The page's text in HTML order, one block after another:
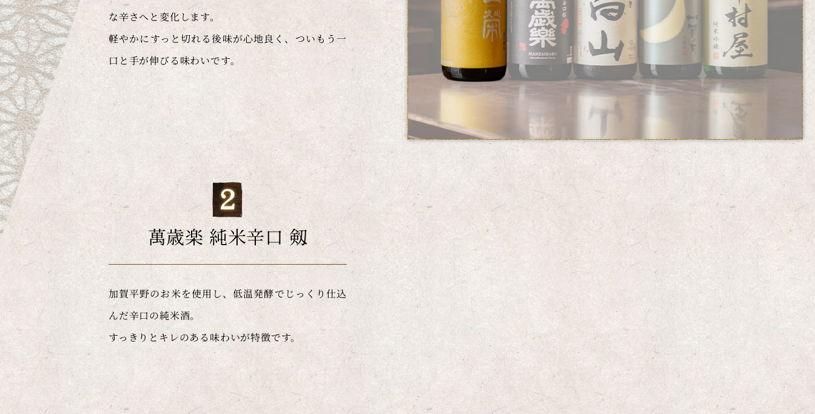
な辛さへと変化します。
軽やかにすっと切れる後味が心地良く、ついもう一
口と手が伸びる味わいです。
萬歳楽 純米辛口 剱
加賀平野のお米を使用し、低温発酵でじっくり仕込
んだ辛口の純米酒。
すっきりとキレのある味わいが特徴です。